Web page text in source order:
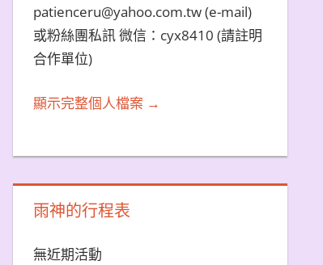
patienceru@yahoo.com.tw (e-mail)
或粉絲團私訊 微信：cyx8410 (請註明
合作單位)
顯示完整個人檔案 →
雨神的行程表
無近期活動